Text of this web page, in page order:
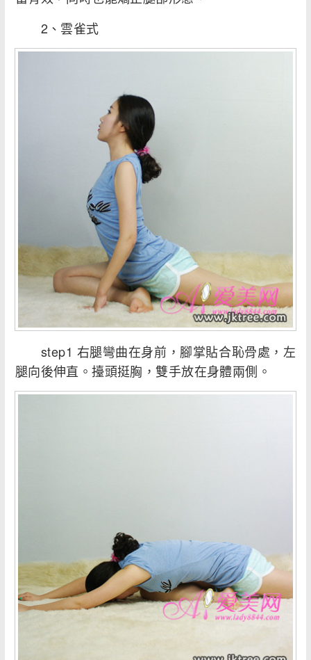
2、雲雀式
step1 右腿彎曲在身前，腳掌貼合恥骨處，左
腿向後伸直。擡頭挺胸，雙手放在身體兩側。